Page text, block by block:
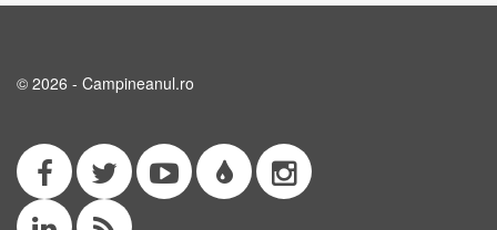
© 2026 - Campineanul.ro